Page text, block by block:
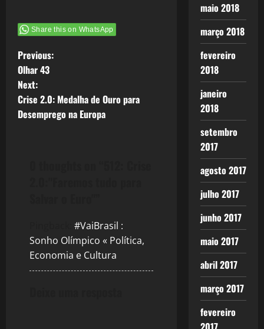
e do FED de
abrir as
provocar uma
tsunami de
capitais, tem
impacto
imediato…
Share this on WhatsApp
P
o
s
Previous:
Olhar 43
Next:
Crise 2.0: Medalha de Ouro para
Desemprego na Europa
#VaiBrasil :
Sonho Olímpico « Política,
Economia e Cultura
maio 2018
março 2018
fevereiro
2018
janeiro
2018
setembro
2017
agosto 2017
julho 2017
junho 2017
maio 2017
abril 2017
março 2017
fevereiro